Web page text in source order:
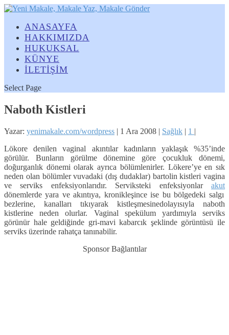
ANASAYFA
HAKKIMIZDA
HUKUKSAL
KÜNYE
İLETİŞİM
Select Page
Naboth Kistleri
Yazar: yenimakale.com/wordpress | 1 Ara 2008 | Sağlık | 1 |
Lökore denilen vaginal akıntılar kadınların yaklaşık %35’inde
görülür. Bunların görülme dönemine göre çocukluk dönemi,
doğurganlık dönemi olarak ayrıca bölümlenirler. Lökere’ye en sık
neden olan bölümler vuvadaki (dış dudaklar) bartolin kistleri vagina
ve serviks enfeksiyonlarıdır. Serviksteki enfeksiyonlar akut
dönemlerde yara ve akıntıya, kronikleşince ise bu bölgedeki salgı
bezlerine, kanalları tıkıyarak kistleşmesinedolayısıyla naboth
kistlerine neden olurlar. Vaginal spekülum yardımıyla serviks
görünür hale geldiğinde gri-mavi kabarcık şeklinde görüntüsü ile
serviks üzerinde rahatça tanınabilir.
Sponsor Bağlantılar